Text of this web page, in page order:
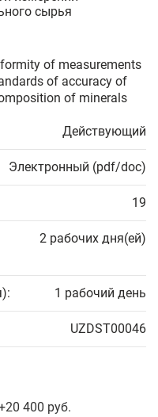
сырья
of measurements
of accuracy of
of minerals
Действующий
Электронный (pdf/doc)
19
2 рабочих дня(ей)
1 рабочий день
UZDST00046
400 руб.